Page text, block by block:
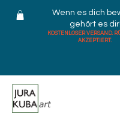
Wenn es dich
gehört es dir!
KOSTENLOSER VERSAND.
AKZEPTIERT.